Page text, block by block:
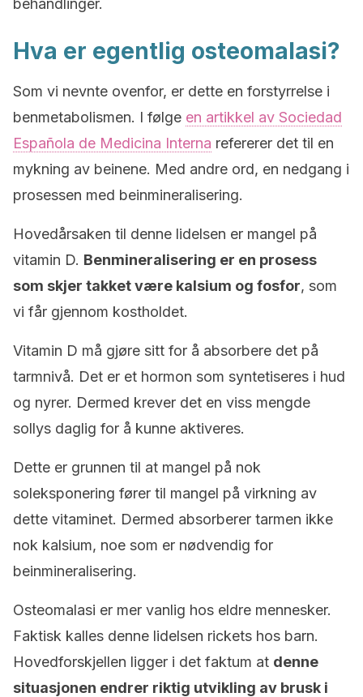
behandlinger.
Hva er egentlig osteomalasi?
Som vi nevnte ovenfor, er dette en forstyrrelse i
benmetabolismen. I følge en artikkel av Sociedad
Española de Medicina Interna refererer det til en
mykning av beinene. Med andre ord, en nedgang i
prosessen med beinmineralisering.
Hovedårsaken til denne lidelsen er mangel på
vitamin D. Benmineralisering er en prosess
som skjer takket være kalsium og fosfor, som
vi får gjennom kostholdet.
Vitamin D må gjøre sitt for å absorbere det på
tarmnivå. Det er et hormon som syntetiseres i hud
og nyrer. Dermed krever det en viss mengde
sollys daglig for å kunne aktiveres.
Dette er grunnen til at mangel på nok
soleksponering fører til mangel på virkning av
dette vitaminet. Dermed absorberer tarmen ikke
nok kalsium, noe som er nødvendig for
beinmineralisering.
Osteomalasi er mer vanlig hos eldre mennesker.
Faktisk kalles denne lidelsen rickets hos barn.
Hovedforskjellen ligger i det faktum at denne
situasjonen endrer riktig utvikling av brusk i